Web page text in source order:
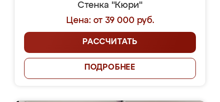
Стенка "Кюри"
Цена: от 39 000 руб.
РАССЧИТАТЬ
ПОДРОБНЕЕ